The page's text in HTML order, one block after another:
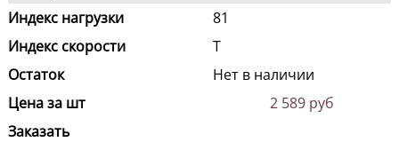
Индекс нагрузки
81
Индекс скорости
T
Остаток
Нет в наличии
Цена за шт
2 589 руб
Заказать